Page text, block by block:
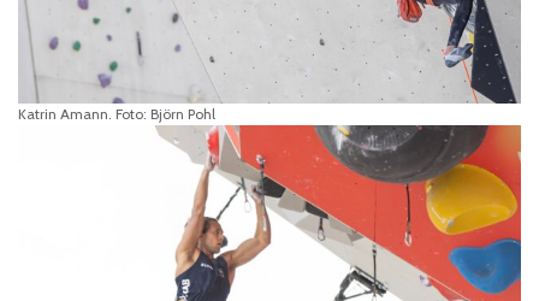
Katrin Amann. Foto: Björn Pohl